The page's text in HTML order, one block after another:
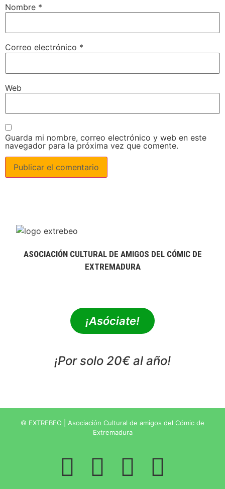
Nombre *
Correo electrónico *
Web
Guarda mi nombre, correo electrónico y web en este
navegador para la próxima vez que comente.
ASOCIACIÓN CULTURAL DE AMIGOS DEL CÓMIC DE
EXTREMADURA
¡Asóciate!
¡Por solo 20€ al año!
© EXTREBEO | Asociación Cultural de amigos del Cómic de
Extremadura